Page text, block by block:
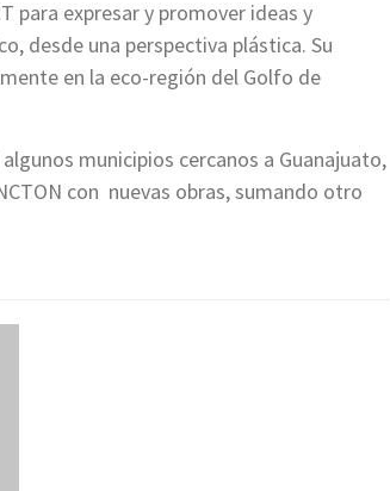
para expresar y promover ideas y
desde una perspectiva plástica. Su
en la eco-región del Golfo de
municipios cercanos a Guanajuato,
con nuevas obras, sumando otro